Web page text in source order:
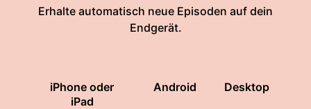
Erhalte automatisch neue Episoden auf dein
Endgerät.
iPhone oder
iPad
Android Desktop